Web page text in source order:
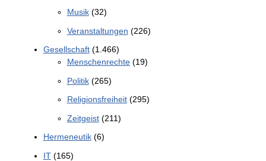
Musik(32)
Veranstaltungen (226)
Gesellschaft(1.466)
Menschenrechte(19)
Politik(265)
Religionsfreiheit(295)
Zeitgeist(211)
Hermeneutik(6)
IT(165)